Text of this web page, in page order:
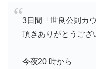
3日間「世良公則カ
頂きありがとうござ
今夜20 時から